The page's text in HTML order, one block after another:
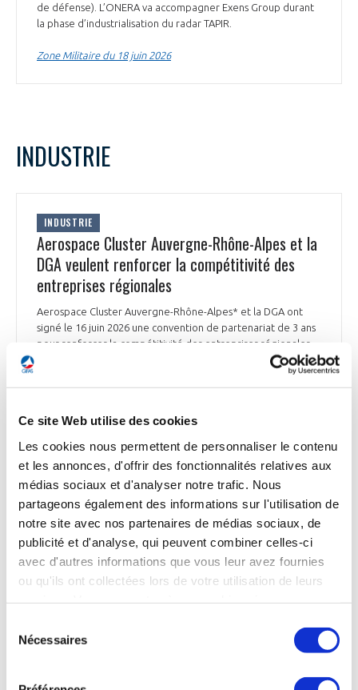
Ce site Web utilise des cookies
Les cookies nous permettent de personnaliser le contenu
et les annonces, d'offrir des fonctionnalités relatives aux
médias sociaux et d'analyser notre trafic. Nous
partageons également des informations sur l'utilisation de
notre site avec nos partenaires de médias sociaux, de
publicité et d'analyse, qui peuvent combiner celles-ci
avec d'autres informations que vous leur avez fournies
ou qu'ils ont collectées lors de votre utilisation de leurs
Nécessaires
de défense). L’ONERA va accompagner Exens Group durant
la phase d’industrialisation du radar TAPIR.
Zone Militaire du 18 juin 2026
INDUSTRIE
INDUSTRIE
Aerospace Cluster Auvergne-Rhône-Alpes et la
DGA veulent renforcer la compétitivité des
entreprises régionales
Aerospace Cluster Auvergne-Rhône-Alpes* et la DGA ont
signé le 16 juin 2026 une convention de partenariat de 3 ans
pour renforcer la compétitivité des entreprises régionales
sur les marchés civils et de défense. 5 axes de travail ont été
l'export, accompagnement de l'innovation et des
recrutement et renforcement de la cybersécurité. Le cluster,
d'interface entre les entreprises régionales et les besoins
stratégiques de l’industrie de défense.
Le Journal des entreprises du 19 juin 2026
INDUSTRIE
Airbus teste Optimate, un projet de
d'automatisation intelligente